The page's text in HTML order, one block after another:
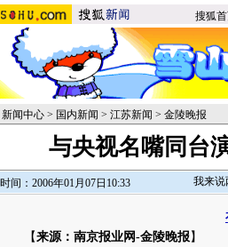
搜狐
新闻中心 > 国内新闻 > 江苏新闻 > 金陵晚报
与央视名嘴同台
时间：2006年01月07日10:33 我来说
【来源：南京报业网-金陵晚报】